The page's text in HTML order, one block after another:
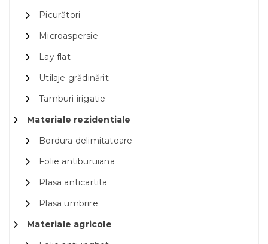
Picurători
Microaspersie
Lay flat
Utilaje grădinărit
Tamburi irigatie
Materiale rezidentiale
Bordura delimitatoare
Folie antiburuiana
Plasa anticartita
Plasa umbrire
Materiale agricole